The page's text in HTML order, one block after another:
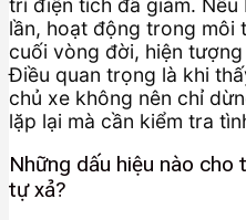
trì điện tích đã giảm. Nếu
lần, hoạt động trong môi
cuối vòng đời, hiện
Điều quan trọng là khi
chủ xe không nên chỉ
lặp lại mà cần kiểm tra
Những dấu hiệu nào
tự xả?